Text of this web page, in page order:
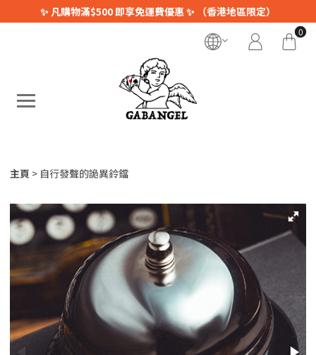
✨ 凡購物滿$500 即享免運費優惠 ✨ （香港地區限定）
0
主頁 自行發聲的詭異鈴鐺